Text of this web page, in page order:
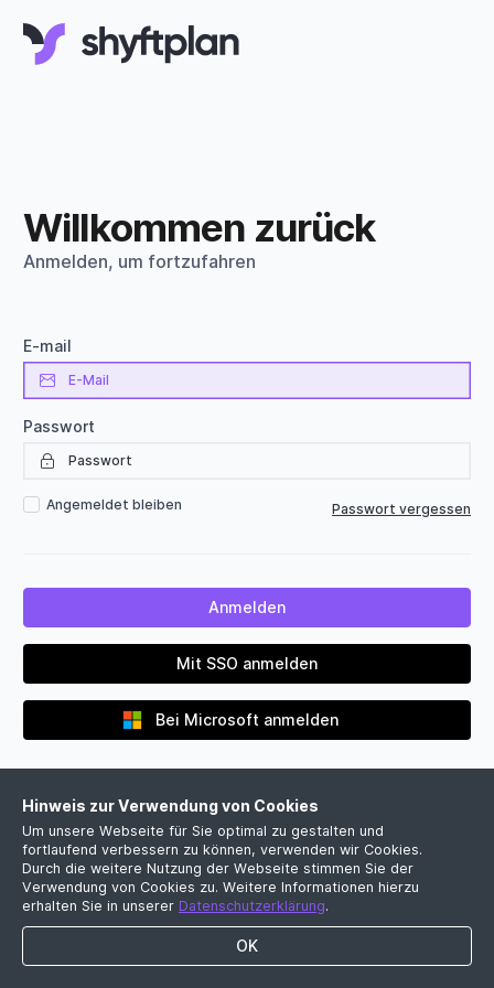
Willkommen zurück
Anmelden, um fortzufahren
E-mail
Passwort
Angemeldet bleiben Passwort vergessen
Mit SSO anmelden
Bei Microsoft anmelden
Noch kein Firmenkonto?
Jetzt kostenlose Demo vereinbaren
Hinweis zur Verwendung von Cookies
Um unsere Webseite für Sie optimal zu gestalten und
fortlaufend verbessern zu können, verwenden wir Cookies.
Durch die weitere Nutzung der Webseite stimmen Sie der
Verwendung von Cookies zu. Weitere Informationen hierzu
erhalten Sie in unserer Datenschutzerklärung.
OK